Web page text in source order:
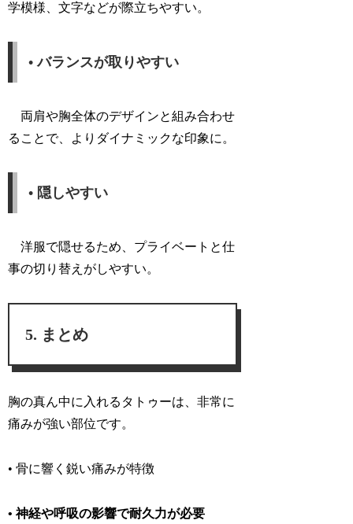
学模様、文字などが際立ちやすい。
• バランスが取りやすい
両肩や胸全体のデザインと組み合わせ
ることで、よりダイナミックな印象に。
• 隠しやすい
洋服で隠せるため、プライベートと仕
事の切り替えがしやすい。
まとめ
胸の真ん中に入れるタトゥーは、非常に
痛みが強い部位です。
• 骨に響く鋭い痛みが特徴
• 神経や呼吸の影響で耐久力が必要